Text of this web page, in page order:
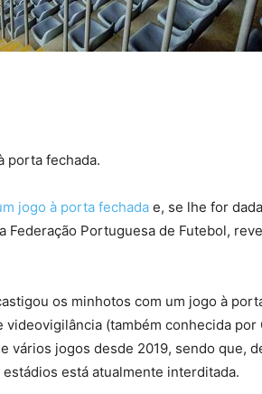
porta fechada.
jogo à porta fechada e, se lhe for
Federação Portuguesa de Futebol,
os minhotos com um jogo à
(também conhecida por
vários jogos desde 2019, sendo que,
está atualmente interditada.